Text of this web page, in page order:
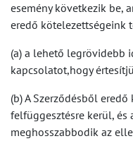
esemény következik be,
eredő kötelezettségeink
(a) a lehető legrövidebb
kapcsolatot,hogy
(b) A Szerződésből
felfüggesztésre kerül, és
meghosszabbodik az